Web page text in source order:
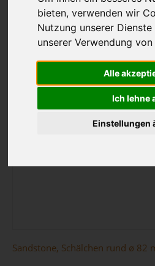
bieten, verwenden wir
Nutzung unserer
unserer Verwendung
Alle
Ich lehne
Einstellungen
Sandstone, Schälchen rund ø 82